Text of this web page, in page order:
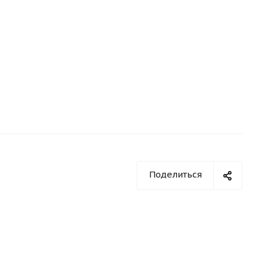
Поделиться